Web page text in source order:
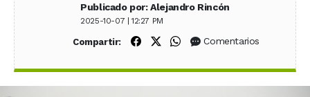
Publicado por: Alejandro Rincón
2025-10-07 | 12:27 PM
Compartir: Compartir en Facebook
Compartir en X (Twitter)
Compartir en WhatsApp
Comentarios